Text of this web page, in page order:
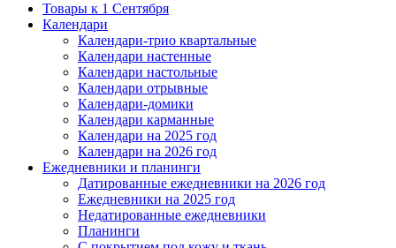
Товары к 1 Сентября
Календари
Календари-трио квартальные
Календари настенные
Календари настольные
Календари отрывные
Календари-домики
Календари карманные
Календари на 2025 год
Календари на 2026 год
Ежедневники и планинги
Датированные ежедневники на 2026 год
Ежедневники на 2025 год
Недатированные ежедневники
Планинги